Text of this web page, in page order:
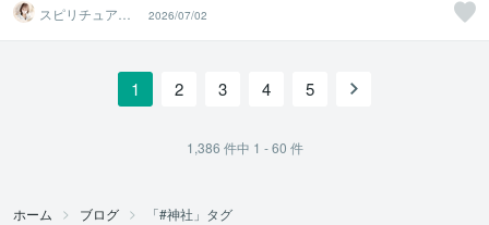
スピリチュアルr
ee
2026/07/02
1 2 3 4 5
1,386 件中 1 - 60 件
ホーム ブログ 「#神社」タグ